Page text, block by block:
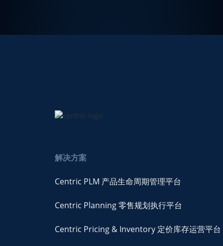
解决方案
Centric PLM 产品生命周期管理平台
Centric Planning 零售规划执行平台
Centric Pricing & Inventory 定价库存运营平台